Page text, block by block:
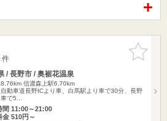
お気に入
りに追加
/ 長野市 / 奥裾花温泉
信濃森上駅6.70km
自動車道長野ICより車、白馬駅より車で30分、長野
で5…
間 11:00～21:00
金 510円～